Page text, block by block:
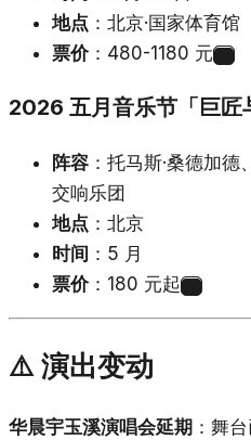
地点 ：北京·国家体育馆
票价：480-1180 元
2026 五月音乐节「巨匠
阵容 ：托马斯·桑德加
交响乐团
地点 ：北京
时间 ：5 月
票价：180 元起
⚠️ 演出变动
华晨宇玉溪演唱会延期 ：舞